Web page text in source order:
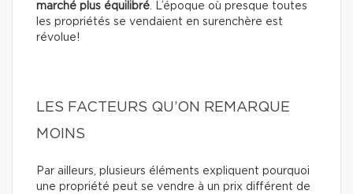
marché plus équilibré. L’époque où presque toutes
les propriétés se vendaient en surenchère est
révolue!
LES FACTEURS QU’ON REMARQUE
MOINS
Par ailleurs, plusieurs éléments expliquent pourquoi
une propriété peut se vendre à un prix différent de